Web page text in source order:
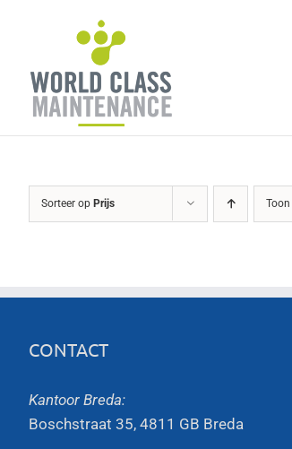
Sorteer op Prijs Toon
CONTACT
Kantoor Breda:
Boschstraat 35, 4811 GB Breda